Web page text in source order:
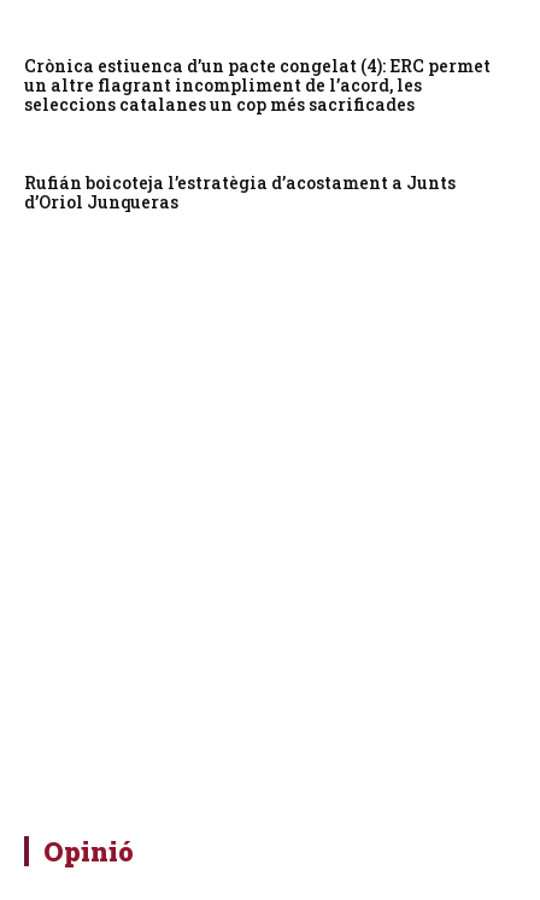
Crònica estiuenca d’un pacte congelat (4): ERC permet
un altre flagrant incompliment de l’acord, les
seleccions catalanes un cop més sacrificades
Rufián boicoteja l’estratègia d’acostament a Junts
d’Oriol Junqueras
Opinió